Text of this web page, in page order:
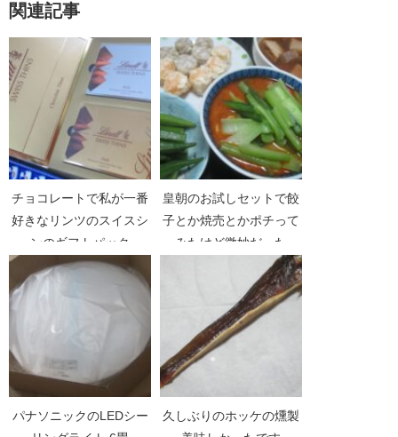
関連記事
チョコレートで私が一番
好きなリンツのスイスシ
ンのギフトパック
皇朝のお試しセットで餃
子とか焼売とかポチって
みたけど微妙だった
パナソニックのLEDシー
久しぶりのホッケの燻製